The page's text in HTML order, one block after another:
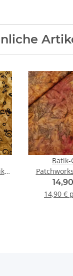
terracotta,
14,90 €